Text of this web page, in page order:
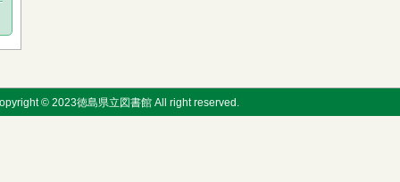
© 2023徳島県立図書館 All right reserved.